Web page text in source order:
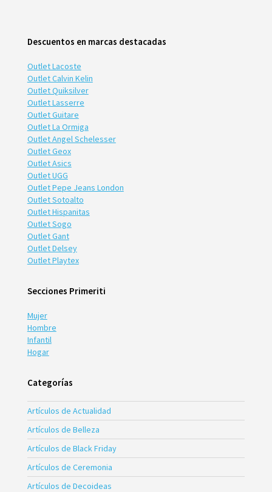
Descuentos en marcas destacadas
Outlet Lacoste
Outlet Calvin Kelin
Outlet Quiksilver
Outlet Lasserre
Outlet Guitare
Outlet La Ormiga
Outlet Angel Schelesser
Outlet Geox
Outlet Asics
Outlet UGG
Outlet Pepe Jeans London
Outlet Sotoalto
Outlet Hispanitas
Outlet Sogo
Outlet Gant
Outlet Delsey
Outlet Playtex
Secciones Primeriti
Mujer
Hombre
Infantil
Hogar
Categorías
Artículos de Actualidad
Artículos de Belleza
Artículos de Black Friday
Artículos de Ceremonia
Artículos de Decoideas